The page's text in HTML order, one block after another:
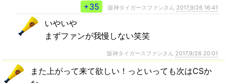
+35
阪神タイガースファンさん 2017,9/26 16:41
いやいや
まずファンが我慢しない笑笑
阪神タイガースファンさん 2017,9/26 20:01
また上がって来て欲しい！っといっても次はCSか